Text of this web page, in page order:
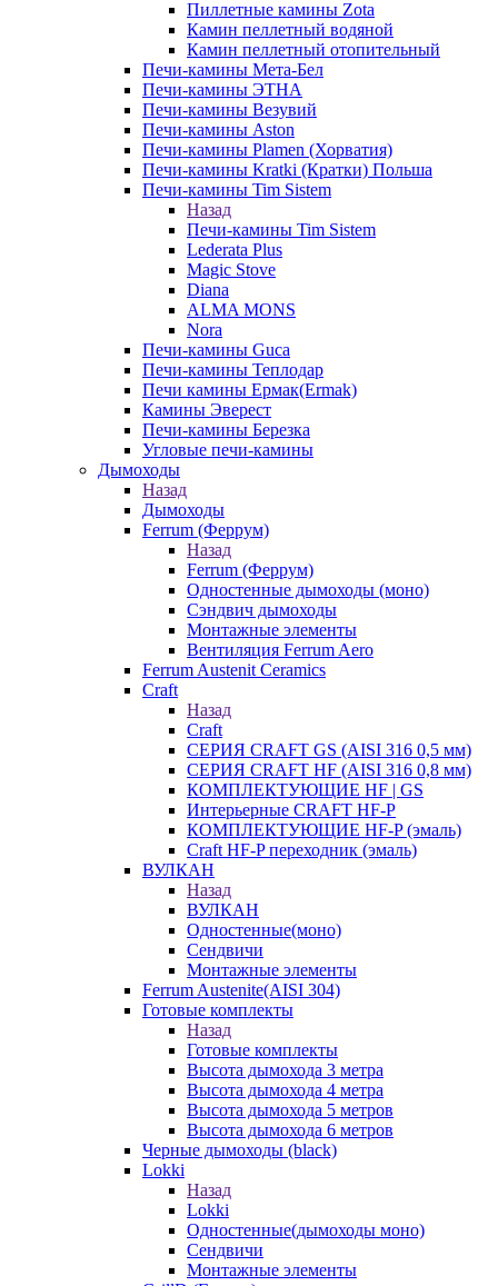
Пиллетные камины Zota
Камин пеллетный водяной
Камин пеллетный отопительный
Печи-камины Мета-Бел
Печи-камины ЭТНА
Печи-камины Везувий
Печи-камины Aston
Печи-камины Plamen (Хорватия)
Печи-камины Kratki (Кратки) Польша
Печи-камины Tim Sistem
Назад
Печи-камины Tim Sistem
Lederata Plus
Magic Stove
Diana
ALMA MONS
Nora
Печи-камины Guca
Печи-камины Теплодар
Печи камины Ермак(Ermak)
Камины Эверест
Печи-камины Березка
Угловые печи-камины
Дымоходы
Назад
Дымоходы
Ferrum (Феррум)
Назад
Ferrum (Феррум)
Одностенные дымоходы (моно)
Сэндвич дымоходы
Монтажные элементы
Вентиляция Ferrum Aero
Ferrum Austenit Ceramics
Craft
Назад
Craft
СЕРИЯ CRAFT GS (AISI 316 0,5 мм)
СЕРИЯ CRAFT HF (AISI 316 0,8 мм)
КОМПЛЕКТУЮЩИЕ HF | GS
Интерьерные CRAFT HF-P
КОМПЛЕКТУЮЩИЕ HF-P (эмаль)
Craft HF-P переходник (эмаль)
ВУЛКАН
Назад
ВУЛКАН
Одностенные(моно)
Сендвичи
Монтажные элементы
Ferrum Austenite(AISI 304)
Готовые комплекты
Назад
Готовые комплекты
Высота дымохода 3 метра
Высота дымохода 4 метра
Высота дымохода 5 метров
Высота дымохода 6 метров
Черные дымоходы (black)
Lokki
Назад
Lokki
Одностенные(дымоходы моно)
Сендвичи
Монтажные элементы